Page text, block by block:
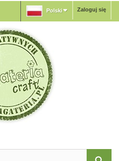
Zaloguj się
Polski